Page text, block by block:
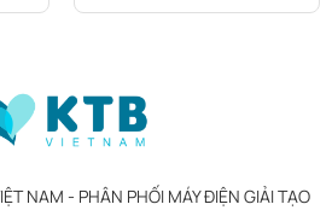
NAM - PHÂN PHỐI MÁY ĐIỆN GIẢI TẠO